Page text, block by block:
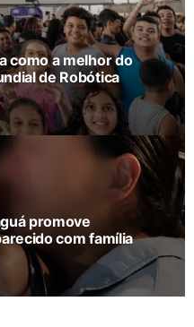
como a melhor do
de Robótica
promove
com família